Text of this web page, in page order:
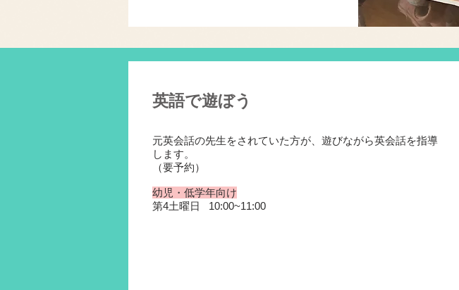
英語​で遊ぼう
​元英会話の先生をされていた方が、遊びながら英会話を指導
します。
​（要予約）
幼児・低学年向け
第4土曜日 10:00~11:00